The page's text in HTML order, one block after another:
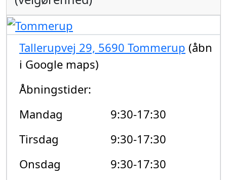
Tallerupvej 29, 5690 Tommerup (åbn
i Google maps)
Åbningstider:
Mandag
9:30-17:30
Tirsdag
9:30-17:30
Onsdag
9:30-17:30